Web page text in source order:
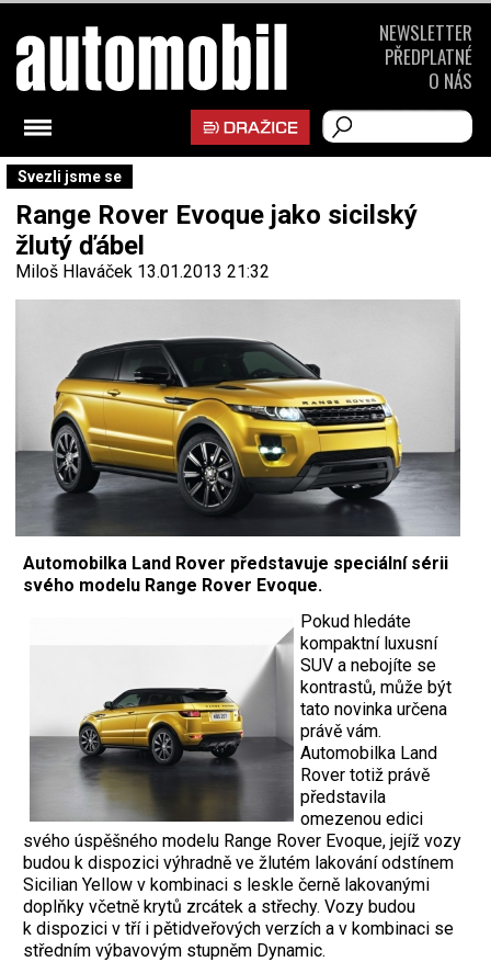
Svezli jsme se
Range Rover Evoque jako sicilský
žlutý ďábel
Miloš Hlaváček 13.01.2013 21:32
Automobilka Land Rover představuje speciální sérii
svého modelu Range Rover Evoque.
Pokud hledáte
kompaktní luxusní
SUV a nebojíte se
kontrastů, může být
tato novinka určena
právě vám.
Automobilka Land
Rover totiž právě
představila
omezenou edici
svého úspěšného modelu Range Rover Evoque, jejíž vozy
budou k dispozici výhradně ve žlutém lakování odstínem
Sicilian Yellow v kombinaci s leskle černě lakovanými
doplňky včetně krytů zrcátek a střechy. Vozy budou
k dispozici v tří i pětidveřových verzích a v kombinaci se
středním výbavovým stupněm Dynamic.
NEWSLETTER
PŘEDPLATNÉ
O NÁS